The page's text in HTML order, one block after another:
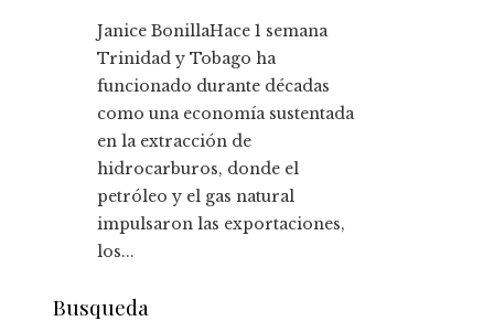
Janice BonillaHace 1 semana
Trinidad y Tobago ha
funcionado durante décadas
como una economía sustentada
en la extracción de
hidrocarburos, donde el
petróleo y el gas natural
impulsaron las exportaciones,
los...
Busqueda